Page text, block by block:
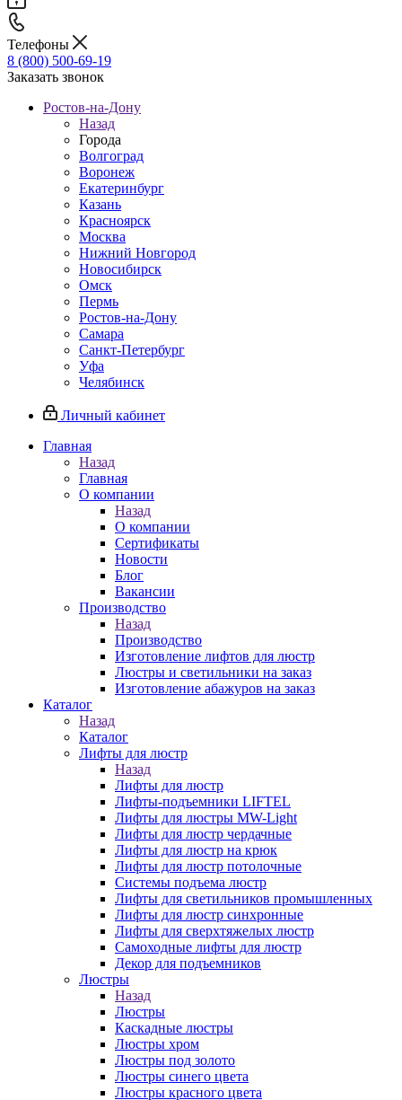
Телефоны
8 (800) 500-69-19
Заказать звонок
Ростов-на-Дону
Назад
Города
Волгоград
Воронеж
Екатеринбург
Казань
Красноярск
Москва
Нижний Новгород
Новосибирск
Омск
Пермь
Ростов-на-Дону
Самара
Санкт-Петербург
Уфа
Челябинск
Личный кабинет
Главная
Назад
Главная
О компании
Назад
О компании
Сертификаты
Новости
Блог
Вакансии
Производство
Назад
Производство
Изготовление лифтов для люстр
Люстры и светильники на заказ
Изготовление абажуров на заказ
Каталог
Назад
Каталог
Лифты для люстр
Назад
Лифты для люстр
Лифты-подъемники LIFTEL
Лифты для люстры MW-Light
Лифты для люстр чердачные
Лифты для люстр на крюк
Лифты для люстр потолочные
Системы подъема люстр
Лифты для светильников промышленных
Лифты для люстр синхронные
Лифты для сверхтяжелых люстр
Самоходные лифты для люстр
Декор для подъемников
Люстры
Назад
Люстры
Каскадные люстры
Люстры хром
Люстры под золото
Люстры синего цвета
Люстры красного цвета